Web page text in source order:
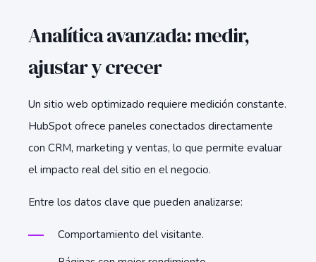
Analítica avanzada: medir,
ajustar y crecer
Un sitio web optimizado requiere medición constante.
HubSpot ofrece paneles conectados directamente
con CRM, marketing y ventas, lo que permite evaluar
el impacto real del sitio en el negocio.
Entre los datos clave que pueden analizarse:
Comportamiento del visitante.